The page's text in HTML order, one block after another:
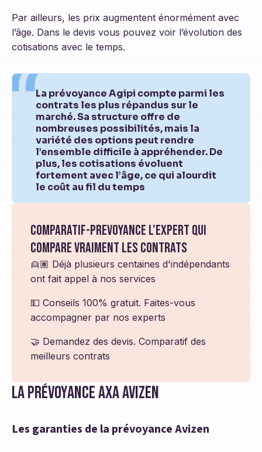
Par ailleurs, les prix augmentent énormément avec
l’âge. Dans le devis vous pouvez voir l’évolution des
cotisations avec le temps.
La prévoyance Agipi compte parmi les
contrats les plus répandus sur le
marché. Sa structure offre de
nombreuses possibilités, mais la
variété des options peut rendre
l’ensemble difficile à appréhender. De
plus, les cotisations évoluent
fortement avec l’âge, ce qui alourdit
le coût au fil du temps
Comparatif-prevoyance l'expert qui
compare vraiment les contrats
👱🏽 Déjà plusieurs centaines d'indépendants
ont fait appel à nos services
💵 Conseils 100% gratuit. Faites-vous
accompagner par nos experts
🤝 Demandez des devis. Comparatif des
meilleurs contrats
La prévoyance Axa Avizen
Les garanties de la prévoyance Avizen